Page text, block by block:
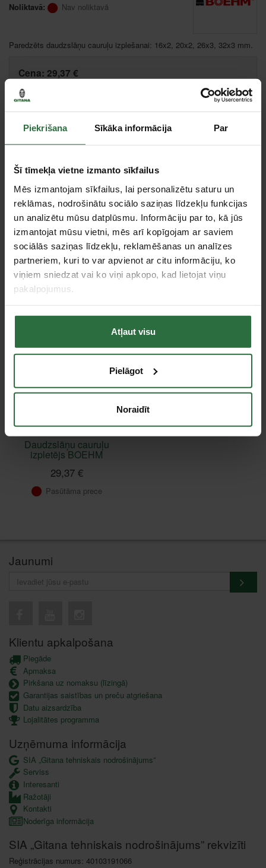
Piekrišana Sīkāka informācija Par
Šī tīmekļa vietne izmanto sīkfailus
Mēs izmantojam sīkfailus, lai personalizētu saturu un
reklāmas, nodrošinātu sociālo saziņas līdzekļu funkcijas
un analizētu mūsu datplūsmu. Informāciju par to, kā jūs
izmantojat mūsu vietni, mēs arī kopīgojam ar saviem
sociālās saziņas līdzekļu, reklamēšanas un analīzes
partneriem, kuri to var apvienot ar citu informāciju, ko
viņiem sniedzat vai ko viņi apkopo, kad lietojat viņu
pakalpojumus.
Atļaut visu
Pielāgot
Noraidīt
Noliktavā:
Nav noliktavā
Paredzēts daudzslāņu cauruļu izplešanai: 16x2, 20x2, 26x3, 32x3 mm.
Cena: 29,37 €
Paziņot, kad prece ir pieejama
Salīdzināt Ieteikt cenu
Tie, kas apskatīja šo preci, tāpat interesējās par...
Failed to load product list.
Daudzslāņu cauruļu
izpletējs BOEHM
29,37 €
Pasūtāma prece
Jaunumi
Klientu apkalpošana
Piegāde
Apmaksa
Pirkšana uz nomaksu (līzingā)
Garantijas saistības un preču atgriešana
Datu aizsardzība
Lojalitātes programma
Uzņēmuma informācija
SIA „Gitana tehniskais nodrošinājums”
Serviss
Interesanti
Ražotāji
Kontakti
Noderīga informācija
SIA „Gitana tehniskais nodrošinājums” rekvizīti
Reģistrācijas numurs: 40103191066